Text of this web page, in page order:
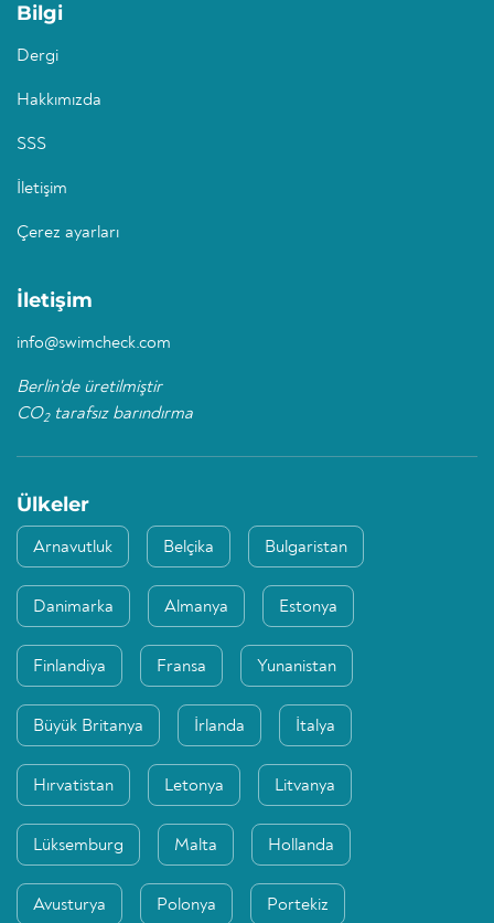
Bilgi
Dergi
Hakkımızda
SSS
İletişim
Çerez ayarları
İletişim
info@swimcheck.com
Berlin'de üretilmiştir
CO2tarafsız barındırma
Ülkeler
Arnavutluk Belçika Bulgaristan
Danimarka Almanya Estonya
Finlandiya Fransa Yunanistan
Büyük Britanya İrlanda İtalya
Hırvatistan Letonya Litvanya
Lüksemburg Malta Hollanda
Avusturya Polonya Portekiz